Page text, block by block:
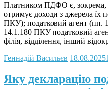
Платником ПДФО є, зокрема,
отримує доходи з джерела їх
ПКУ); податковий агент (пп.
14.1.180 ПКУ податковий
філія, відділення, інший
Геннадій Васильєв 18.08.2025
Яку декларацію